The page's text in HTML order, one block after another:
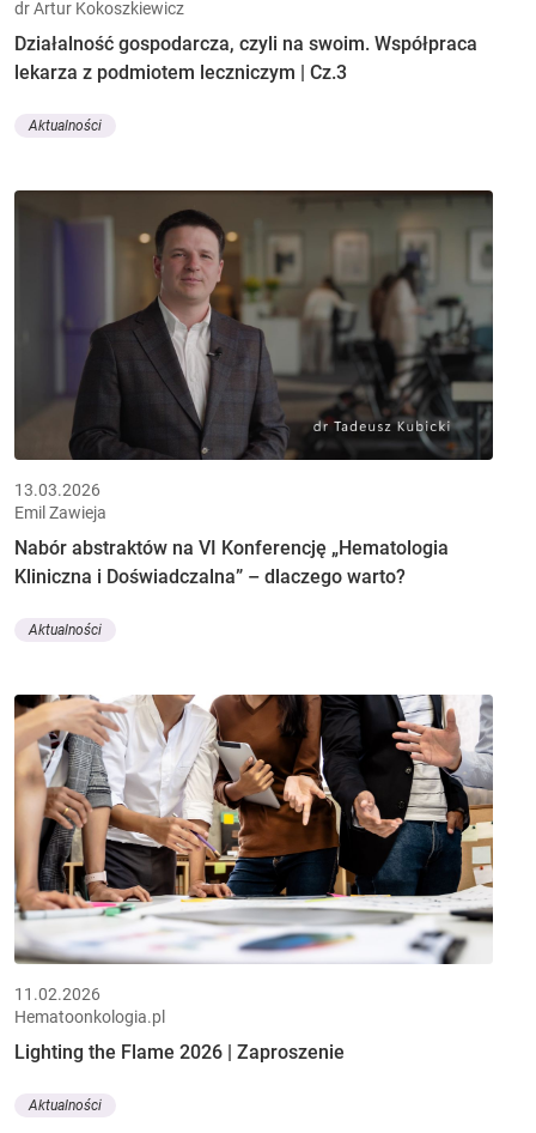
dr Artur Kokoszkiewicz
Działalność gospodarcza, czyli na swoim. Współpraca
lekarza z podmiotem leczniczym | Cz.3
Aktualności
13.03.2026
Emil Zawieja
Nabór abstraktów na VI Konferencję „Hematologia
Kliniczna i Doświadczalna” – dlaczego warto?
Aktualności
11.02.2026
Hematoonkologia.pl
Lighting the Flame 2026 | Zaproszenie
Aktualności